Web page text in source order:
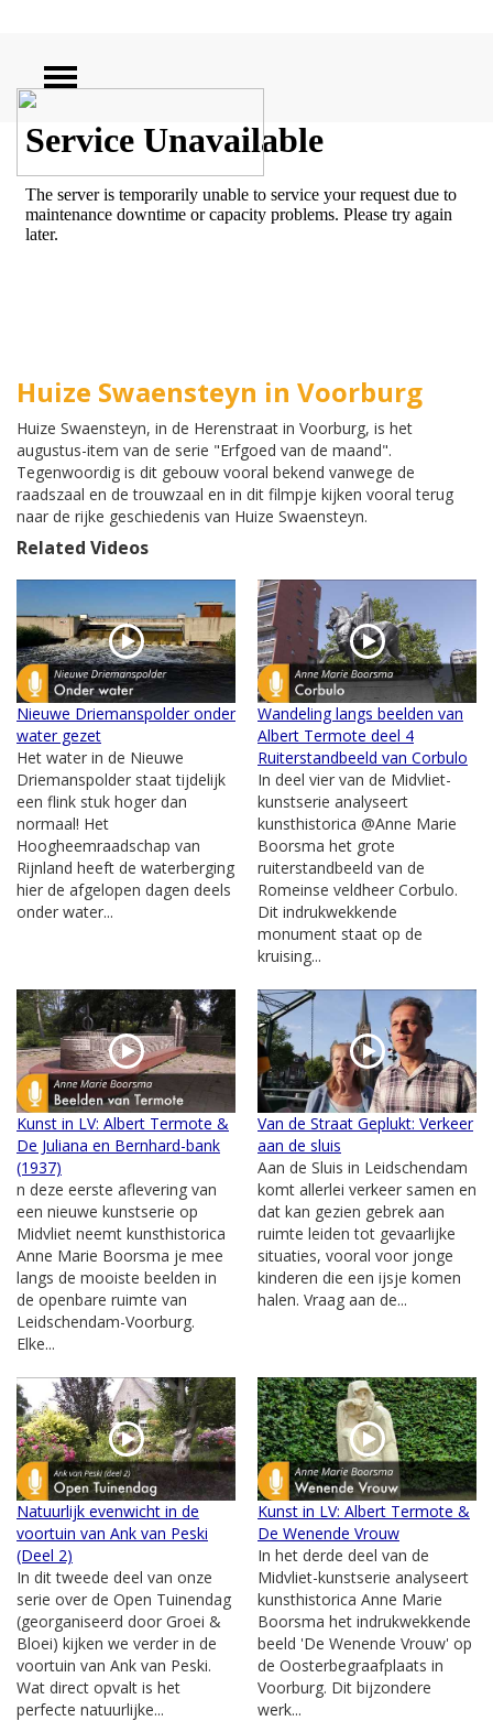
ZOEKEN
Huize Swaensteyn in Voorburg
Huize Swaensteyn, in de Herenstraat in Voorburg, is het
augustus-item van de serie "Erfgoed van de maand".
Tegenwoordig is dit gebouw vooral bekend vanwege de
raadszaal en de trouwzaal en in dit filmpje kijken vooral terug
naar de rijke geschiedenis van Huize Swaensteyn.
Related Videos
Nieuwe Driemanspolder onder
water gezet
Het water in de Nieuwe
Driemanspolder staat tijdelijk
een flink stuk hoger dan
normaal! Het
Hoogheemraadschap van
Rijnland heeft de waterberging
hier de afgelopen dagen deels
onder water...
Wandeling langs beelden van
Albert Termote deel 4
Ruiterstandbeeld van Corbulo
In deel vier van de Midvliet-
kunstserie analyseert
kunsthistorica @Anne Marie
Boorsma het grote
ruiterstandbeeld van de
Romeinse veldheer Corbulo.
Dit indrukwekkende
monument staat op de
kruising...
Kunst in LV: Albert Termote &
De Juliana en Bernhard-bank
(1937)
n deze eerste aflevering van
een nieuwe kunstserie op
Midvliet neemt kunsthistorica
Anne Marie Boorsma je mee
langs de mooiste beelden in
de openbare ruimte van
Leidschendam-Voorburg.
Elke...
Van de Straat Geplukt: Verkeer
aan de sluis
Aan de Sluis in Leidschendam
komt allerlei verkeer samen en
dat kan gezien gebrek aan
ruimte leiden tot gevaarlijke
situaties, vooral voor jonge
kinderen die een ijsje komen
halen. Vraag aan de...
Natuurlijk evenwicht in de
voortuin van Ank van Peski
(Deel 2)
In dit tweede deel van onze
serie over de Open Tuinendag
(georganiseerd door Groei &
Bloei) kijken we verder in de
voortuin van Ank van Peski.
Wat direct opvalt is het
perfecte natuurlijke...
Kunst in LV: Albert Termote &
De Wenende Vrouw
In het derde deel van de
Midvliet-kunstserie analyseert
kunsthistorica Anne Marie
Boorsma het indrukwekkende
beeld 'De Wenende Vrouw' op
de Oosterbegraafplaats in
Voorburg. Dit bijzondere
werk...